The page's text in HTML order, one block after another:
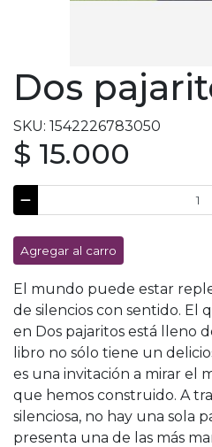
Dos
SKU: 1542226783050
$ 15.000
Agregar al carro
El mundo puede estar
de silencios con sentido. El
en Dos pajaritos está lleno
libro no sólo tiene un
es una invitación a mirar el
que hemos construido. A
silenciosa, no hay una sola
presenta una de las más